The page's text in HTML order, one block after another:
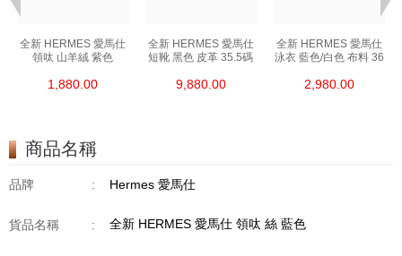
全新 HERMES 愛馬仕
領呔 山羊絨 紫色
1,880.00
全新 HERMES 愛馬仕
短靴 黑色 皮革 35.5碼
9,880.00
全新 HERMES 愛馬仕
泳衣 藍色/白色 布料 36
2,980.00
商品名稱
品牌 : Hermes 愛馬仕
貨品名稱 : 全新 HERMES 愛馬仕 領呔 絲 藍色